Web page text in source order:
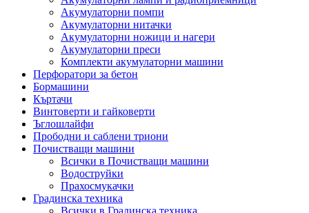
Акумулаторни помпи
Акумулаторни нитачки
Акумулаторни ножици и нагери
Акумулаторни преси
Комплекти акумулаторни машини
Перфоратори за бетон
Бормашини
Къртачи
Винтоверти и гайковерти
Ъглошлайфи
Прободни и саблени триони
Почистващи машини
Всички в Почистващи машини
Водоструйки
Прахосмукачки
Градинска техника
Всички в Градинска техника